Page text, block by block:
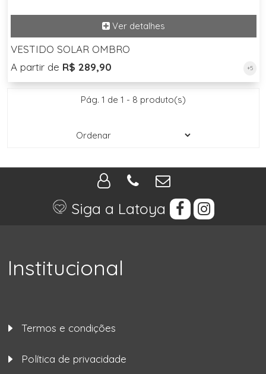
VESTIDO SOLAR OMBRO
A partir de R$ 289,90 +5
Pág. 1 de 1 - 8 produto(s)
Siga a Latoya
Institucional
Termos e condições
Política de privacidade